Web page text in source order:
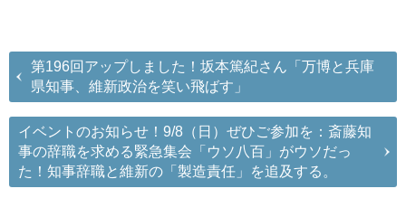
第196回アップしました！坂本篤紀さん「万博と兵庫
県知事、維新政治を笑い飛ばす」
イベントのお知らせ！9/8（日）ぜひご参加を：斎藤知
事の辞職を求める緊急集会「ウソ八百」がウソだっ
た！知事辞職と維新の「製造責任」を追及する。